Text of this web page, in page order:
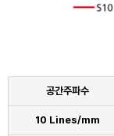
공간주파수
10 Lines/mm